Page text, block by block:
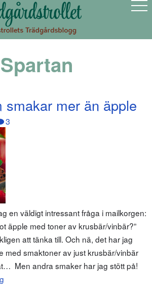
Spartan
smakar mer än äpple
3
en väldigt intressant fråga i mailkorgen:
äpple med toner av krusbär/vinbär?”
att tänka till. Och nä, det har jag
med smaktoner av just krusbär/vinbär
Men andra smaker har jag stött på!